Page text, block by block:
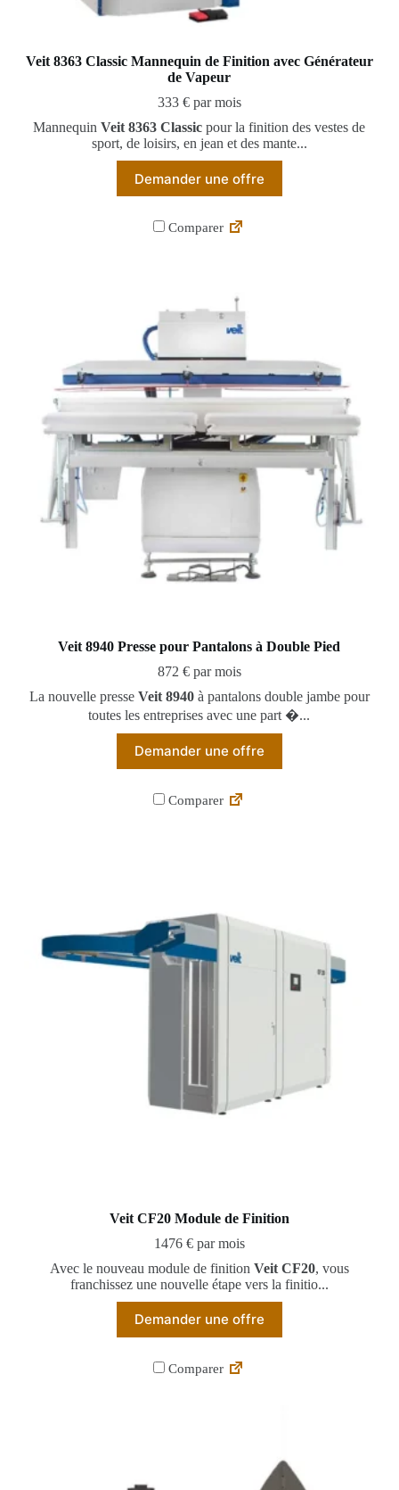
Veit 8363 Classic Mannequin de Finition avec Générateur
de Vapeur
333 € par mois
MannequinVeit 8363 Classic pour la finition des vestes de
sport, de loisirs, en jean et des mante...
Demander une offre
Comparer
Veit 8940 Presse pour Pantalons à Double Pied
872 € par mois
La nouvelle presse Veit 8940à pantalons double jambe pour
toutes les entreprises avec une part �...
Demander une offre
Comparer
Veit CF20 Module de Finition
1476 € par mois
Avec le nouveau module de finition Veit CF20, vous
franchissez une nouvelle étape vers la finitio...
Demander une offre
Comparer